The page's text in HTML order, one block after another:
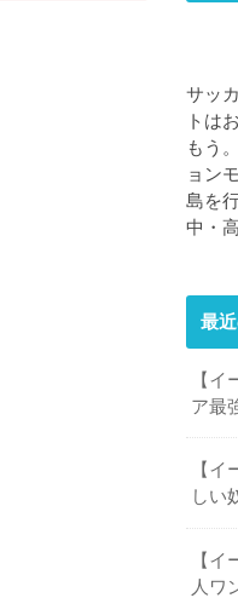
サッ
トは
もう
ョン
島を
中・
最
【
ア最
【
しい
【
人ワ